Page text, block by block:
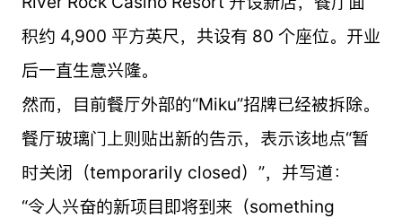
积约 4,900 平方英尺，共设有 80 个座位。开业
后一直生意兴隆。
然而，目前餐厅外部的“Miku”招牌已经被拆除。
餐厅玻璃门上则贴出新的告示，表示该地点“暂
时关闭（temporarily closed）”，并写道：
“令人兴奋的新项目即将到来（something